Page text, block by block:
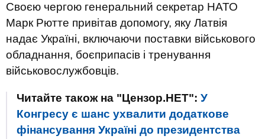
Своєю чергою генеральний секретар НАТО
Марк Рютте привітав допомогу, яку Латвія
надає Україні, включаючи поставки військового
обладнання, боєприпасів і тренування
військовослужбовців.
Читайте також на "Цензор.НЕТ": У
Конгресу є шанс ухвалити додаткове
фінансування Україні до президентства